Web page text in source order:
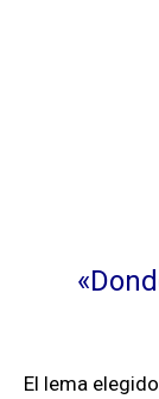
El lema